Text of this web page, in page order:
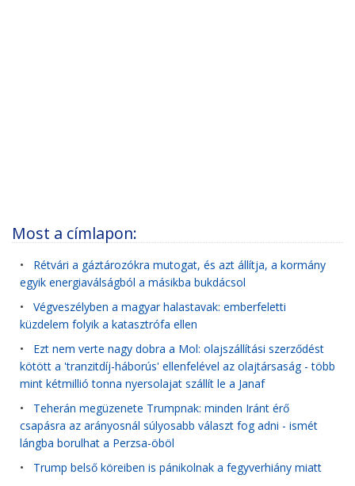
Most a címlapon:
• Rétvári a gáztározókra mutogat, és azt állítja, a kormány
egyik energiaválságból a másikba bukdácsol
• Végveszélyben a magyar halastavak: emberfeletti
küzdelem folyik a katasztrófa ellen
• Ezt nem verte nagy dobra a Mol: olajszállítási szerződést
kötött a 'tranzitdíj-háborús' ellenfelével az olajtársaság - több
mint kétmillió tonna nyersolajat szállít le a Janaf
• Teherán megüzenete Trumpnak: minden Iránt érő
csapásra az arányosnál súlyosabb választ fog adni - ismét
lángba borulhat a Perzsa-öböl
• Trump belső köreiben is pánikolnak a fegyverhiány miatt